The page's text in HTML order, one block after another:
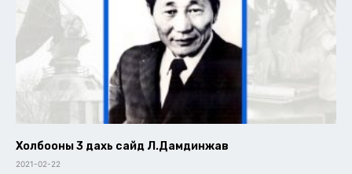
Холбооны 3 дахь сайд Л.Дамдинжав
2021-02-22